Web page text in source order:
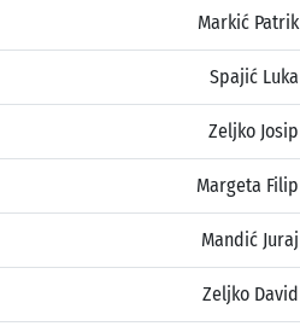
Markić Patrik
Spajić Luka
Zeljko Josip
Margeta Filip
Mandić Juraj
Zeljko David